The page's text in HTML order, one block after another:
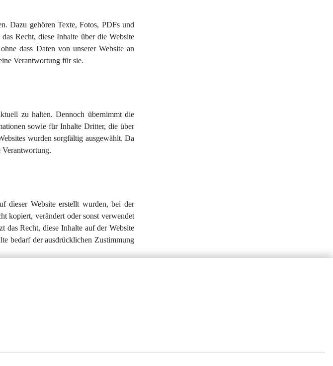
Dazu gehören Texte, Fotos, PDFs und
Recht, diese Inhalte über die Website
dass Daten von unserer Website an
Verantwortung für sie.
zu halten. Dennoch übernimmt die
sowie für Inhalte Dritter, die über
wurden sorgfältig ausgewählt. Da
Verantwortung.
dieser Website erstellt wurden, bei der
kopiert, verändert oder sonst verwendet
Recht, diese Inhalte auf der Website
bedarf der ausdrücklichen Zustimmung